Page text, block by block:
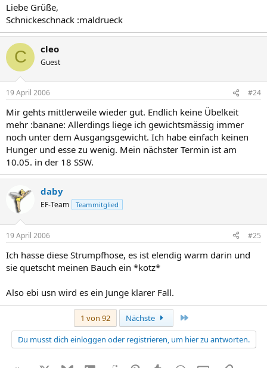
Liebe Grüße,
Schnickeschnack :maldrueck
C cleo
Guest
19 April 2006 #24
Mir gehts mittlerweile wieder gut. Endlich keine Übelkeit
mehr :banane: Allerdings liege ich gewichtsmässig immer
noch unter dem Ausgangsgewicht. Ich habe einfach keinen
Hunger und esse zu wenig. Mein nächster Termin ist am
10.05. in der 18 SSW.
daby
EF-Team Teammitglied
19 April 2006 #25
Ich hasse diese Strumpfhose, es ist elendig warm darin und
sie quetscht meinen Bauch ein *kotz*
Also ebi usn wird es ein Junge klarer Fall.
1 von 92 Nächste
Du musst dich einloggen oder registrieren, um hier zu antworten.